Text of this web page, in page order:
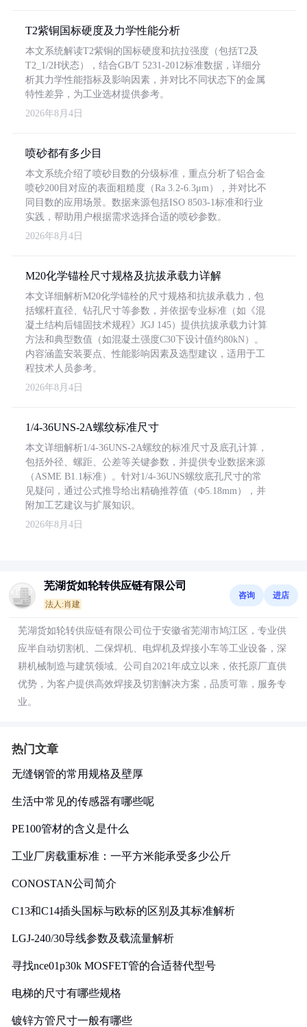
T2紫铜国标硬度及力学性能分析
本文系统解读T2紫铜的国标硬度和抗拉强度（包括T2及
T2_1/2H状态），结合GB/T 5231-2012标准数据，详细分
析其力学性能指标及影响因素，并对比不同状态下的金属
特性差异，为工业选材提供参考。
2026年8月4日
喷砂都有多少目
本文系统介绍了喷砂目数的分级标准，重点分析了铝合金
喷砂200目对应的表面粗糙度（Ra 3.2-6.3μm），并对比不
同目数的应用场景。数据来源包括ISO 8503-1标准和行业
实践，帮助用户根据需求选择合适的喷砂参数。
2026年8月4日
M20化学锚栓尺寸规格及抗拔承载力详解
本文详细解析M20化学锚栓的尺寸规格和抗拔承载力，包
括螺杆直径、钻孔尺寸等参数，并依据专业标准（如《混
凝土结构后锚固技术规程》JGJ 145）提供抗拔承载力计算
方法和典型数值（如混凝土强度C30下设计值约80kN）。
内容涵盖安装要点、性能影响因素及选型建议，适用于工
程技术人员参考。
2026年8月4日
1/4-36UNS-2A螺纹标准尺寸
本文详细解析1/4-36UNS-2A螺纹的标准尺寸及底孔计算，
包括外径、螺距、公差等关键参数，并提供专业数据来源
（ASME B1.1标准）。针对1/4-36UNS螺纹底孔尺寸的常
见疑问，通过公式推导给出精确推荐值（Φ5.18mm），并
附加工艺建议与扩展知识。
2026年8月4日
芜湖货如轮转供应链有限公司
法人:肖建
咨询 进店
芜湖货如轮转供应链有限公司位于安徽省芜湖市鸠江区，专业供
应半自动切割机、二保焊机、电焊机及焊接小车等工业设备，深
耕机械制造与建筑领域。公司自2021年成立以来，依托原厂直供
优势，为客户提供高效焊接及切割解决方案，品质可靠，服务专
业。
热门文章
无缝钢管的常用规格及壁厚
生活中常见的传感器有哪些呢
PE100管材的含义是什么
工业厂房载重标准：一平方米能承受多少公斤
CONOSTAN公司简介
C13和C14插头国标与欧标的区别及其标准解析
LGJ-240/30导线参数及载流量解析
寻找nce01p30k MOSFET管的合适替代型号
电梯的尺寸有哪些规格
镀锌方管尺寸一般有哪些